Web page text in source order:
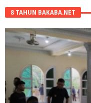
8 TAHUN BAKABA.NET